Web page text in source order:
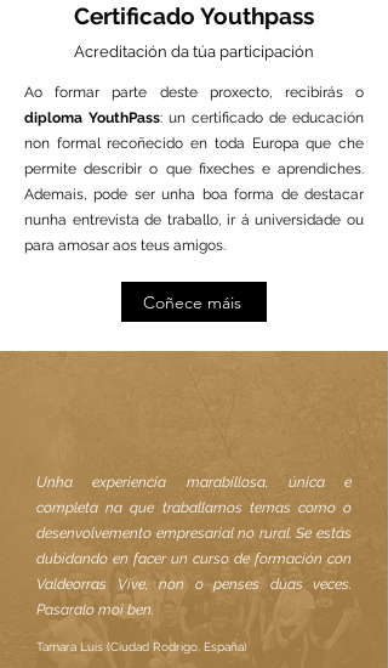
Certificado Youthpass
Acreditación da túa participación
Ao formar parte deste proxecto, recibirás o
diploma YouthPass: un certificado de educación
non formal recoñecido en toda Europa que che
permite describir o que fixeches e aprendiches.
Ademais, pode ser unha boa forma de destacar
nunha entrevista de traballo, ir á universidade ou
para amosar aos teus amigos.
Coñece máis
Unha experiencia marabillosa, única e
completa na que traballamos temas como o
desenvolvemento empresarial no rural. Se estás
dubidando en facer un curso de formación con
Valdeorras Vive, non o penses dúas veces.
Pasaralo moi ben.
Tamara Luis (Ciudad Rodrigo, España)